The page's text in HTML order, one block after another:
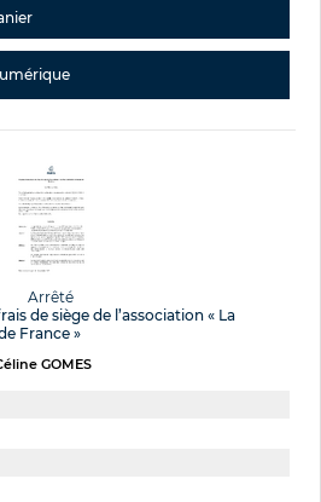
Arrêté
de siège de l’association « La
France »
GOMES